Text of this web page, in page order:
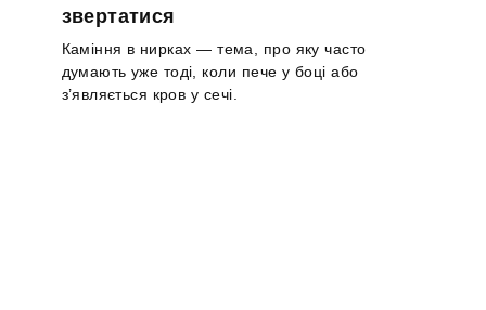
звертатися
Каміння в нирках — тема, про яку часто
думають уже тоді, коли пече у боці або
з’являється кров у сечі.